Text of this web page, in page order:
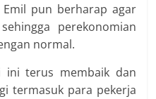
pun berharap agar
perekonomian
normal.
ini terus membaik dan
termasuk para pekerja